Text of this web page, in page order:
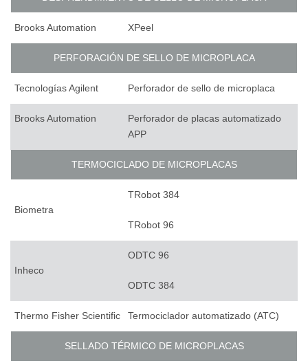
Brooks Automation XPeel
PERFORACIÓN DE SELLO DE MICROPLACA
Tecnologías Agilent Perforador de sello de microplaca
Brooks Automation
Perforador de placas automatizado
APP
TERMOCICLADO DE MICROPLACAS
Biometra
TRobot 384
TRobot 96
Inheco
ODTC 96
ODTC 384
Thermo Fisher Scientific Termociclador automatizado (ATC)
SELLADO TÉRMICO DE MICROPLACAS